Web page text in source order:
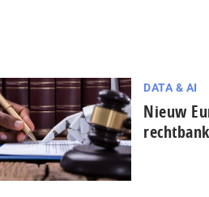
DATA & AI
Nieuw
rechtbank